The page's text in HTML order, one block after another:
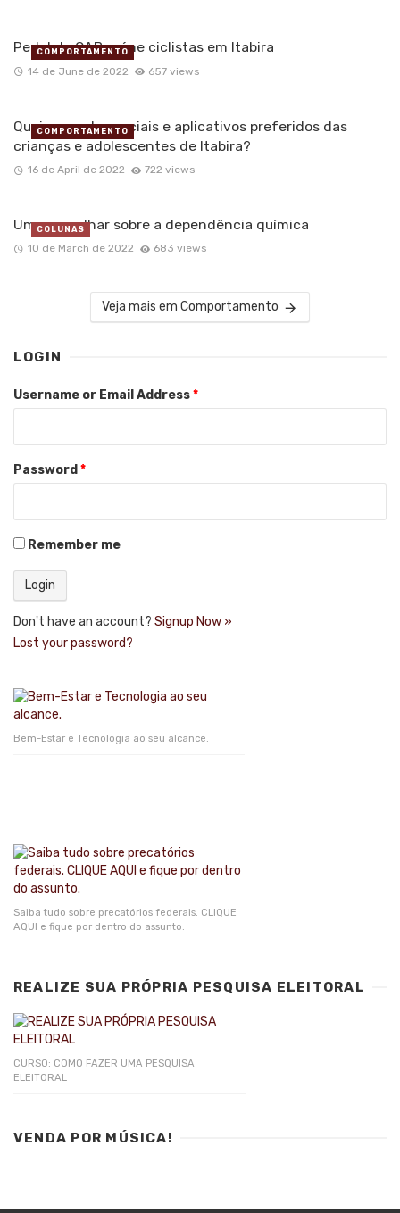
Pedal da OAB reúne ciclistas em Itabira
14 de June de 2022 657 views
COMPORTAMENTO
Quais as redes sociais e aplicativos preferidos das
crianças e adolescentes de Itabira?
16 de April de 2022 722 views
COMPORTAMENTO
Um novo olhar sobre a dependência química
10 de March de 2022 683 views
COLUNAS
Veja mais em Comportamento
LOGIN
Username or Email Address*
Password *
Remember me
Don't have an account? Signup Now »
Lost your password?
Bem-Estar e Tecnologia ao seu alcance.
Saiba tudo sobre precatórios federais. CLIQUE
AQUI e fique por dentro do assunto.
REALIZE SUA PRÓPRIA PESQUISA ELEITORAL
CURSO: COMO FAZER UMA PESQUISA
ELEITORAL
VENDA POR MÚSICA!